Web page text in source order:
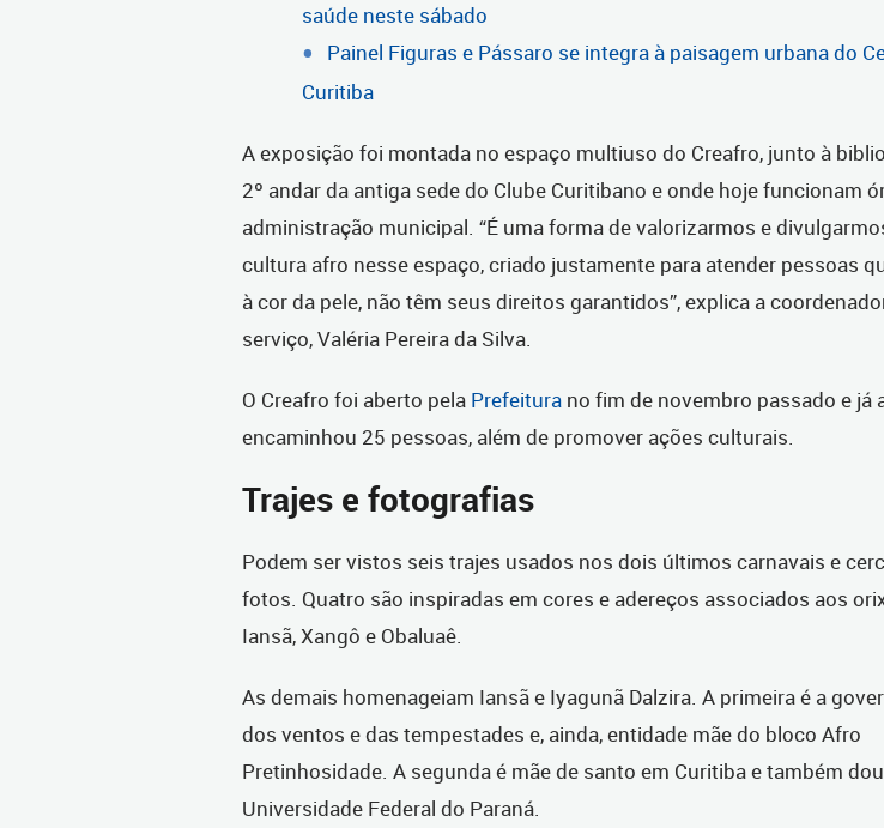
saúde neste sábado
Painel Figuras e Pássaro se integra à paisagem urbana do
Curitiba
A exposição foi montada no espaço multiuso do Creafro, junto à
2º andar da antiga sede do Clube Curitibano e onde hoje funcionam
administração municipal. “É uma forma de valorizarmos e
cultura afro nesse espaço, criado justamente para atender pessoas
à cor da pele, não têm seus direitos garantidos”, explica a
serviço, Valéria Pereira da Silva.
O Creafro foi aberto pela Prefeitura no fim de novembro passado e já
encaminhou 25 pessoas, além de promover ações culturais.
Trajes e fotografias
Podem ser vistos seis trajes usados nos dois últimos carnavais e
fotos. Quatro são inspiradas em cores e adereços associados aos
Iansã, Xangô e Obaluaê.
As demais homenageiam Iansã e Iyagunã Dalzira. A primeira é a
dos ventos e das tempestades e, ainda, entidade mãe do bloco Afro
Pretinhosidade. A segunda é mãe de santo em Curitiba e também
Universidade Federal do Paraná.